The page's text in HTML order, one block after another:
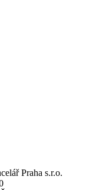
Praha s.r.o.